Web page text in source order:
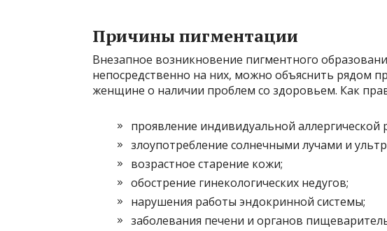
Причины пигментации
Внезапное возникновение пигментного
непосредственно на них, можно объяснить рядом
женщине о наличии проблем со здоровьем. Как
проявление индивидуальной аллергической
злоупотребление солнечными лучами и
возрастное старение кожи;
обострение гинекологических недугов;
нарушения работы эндокринной системы;
заболевания печени и органов